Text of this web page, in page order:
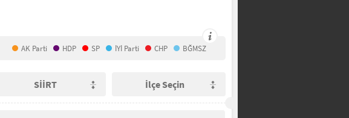
AK Parti HDP SP İYİ Parti CHP BĞMSZ
SİİRT İlçe Seçin